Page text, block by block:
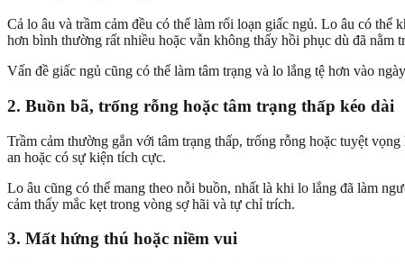
Cả lo âu và trầm cảm đều có thể làm rối loạn giấc ngủ. Lo âu có
hơn bình thường rất nhiều hoặc vẫn không thấy hồi phục dù đã nằm
Vấn đề giấc ngủ cũng có thể làm tâm trạng và lo lắng tệ hơn vào
2. Buồn bã, trống rỗng hoặc tâm trạng thấp kéo dài
Trầm cảm thường gắn với tâm trạng thấp, trống rỗng hoặc tuyệt
an hoặc có sự kiện tích cực.
Lo âu cũng có thể mang theo nỗi buồn, nhất là khi lo lắng đã làm
cảm thấy mắc kẹt trong vòng sợ hãi và tự chỉ trích.
3. Mất hứng thú hoặc niềm vui